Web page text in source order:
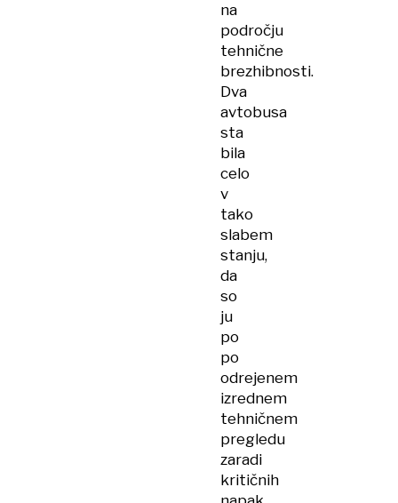
na
področju
tehnične
brezhibnosti.
Dva
avtobusa
sta
bila
celo
v
tako
slabem
stanju,
da
so
ju
po
po
odrejenem
izrednem
tehničnem
pregledu
zaradi
kritičnih